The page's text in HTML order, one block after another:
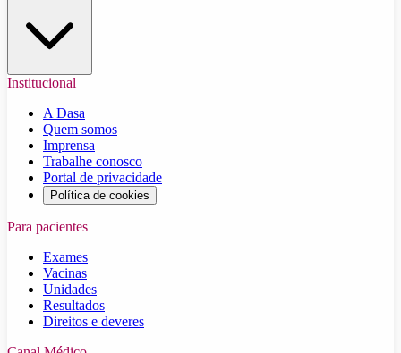
Institucional
A Dasa
Quem somos
Imprensa
Trabalhe conosco
Portal de privacidade
Política de cookies
Para pacientes
Exames
Vacinas
Unidades
Resultados
Direitos e deveres